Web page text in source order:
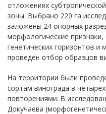
отложениях
зоны. Выбрано 220 га
заложены 24 опорных
морфологические
генетических горизонтов и
проведен отбор образцов
На территории были
сортам винограда в
повторениями. В
Докучаева